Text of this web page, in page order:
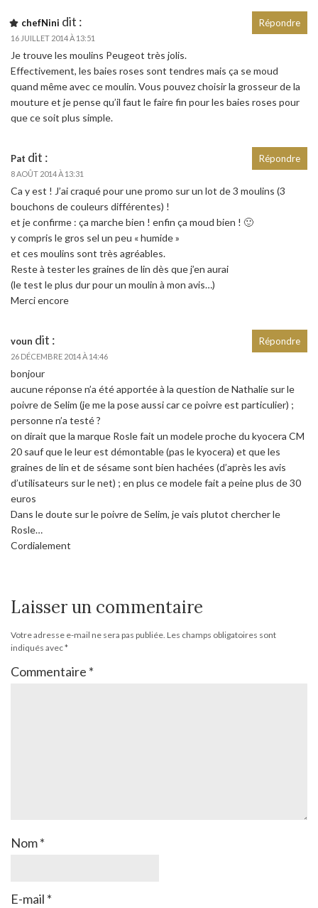
chefNini dit :
16 JUILLET 2014 À 13:51
Je trouve les moulins Peugeot très jolis.
Effectivement, les baies roses sont tendres mais ça se moud
quand même avec ce moulin. Vous pouvez choisir la grosseur de la
mouture et je pense qu’il faut le faire fin pour les baies roses pour
que ce soit plus simple.
Répondre
Pat dit :
8 AOÛT 2014 À 13:31
Ca y est ! J’ai craqué pour une promo sur un lot de 3 moulins (3
bouchons de couleurs différentes) !
et je confirme : ça marche bien ! enfin ça moud bien ! 🙂
y compris le gros sel un peu « humide »
et ces moulins sont très agréables.
Reste à tester les graines de lin dès que j’en aurai
(le test le plus dur pour un moulin à mon avis…)
Merci encore
Répondre
voun dit :
26 DÉCEMBRE 2014 À 14:46
bonjour
aucune réponse n’a été apportée à la question de Nathalie sur le
poivre de Selim (je me la pose aussi car ce poivre est particulier) ;
personne n’a testé ?
on dirait que la marque Rosle fait un modele proche du kyocera CM
20 sauf que le leur est démontable (pas le kyocera) et que les
graines de lin et de sésame sont bien hachées (d’après les avis
d’utilisateurs sur le net) ; en plus ce modele fait a peine plus de 30
euros
Dans le doute sur le poivre de Selim, je vais plutot chercher le
Rosle…
Cordialement
Répondre
Laisser un commentaire
Votre adresse e-mail ne sera pas publiée. Les champs obligatoires sont
indiqués avec*
Commentaire *
Nom*
E-mail *